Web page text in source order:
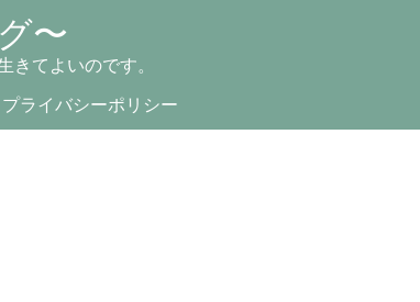
〜
てよいのです。
プライバシーポリシー